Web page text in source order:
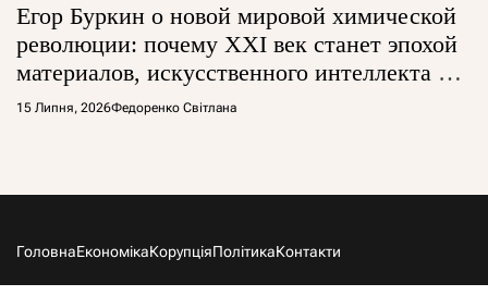
Егор Буркин о новой мировой химической
революции: почему XXI век станет эпохой
материалов, искусственного интеллекта и
глобальной борьбы за технологии
15 Липня, 2026Федоренко Світлана
ГоловнаЕкономікаКорупціяПолітикаКонтакти